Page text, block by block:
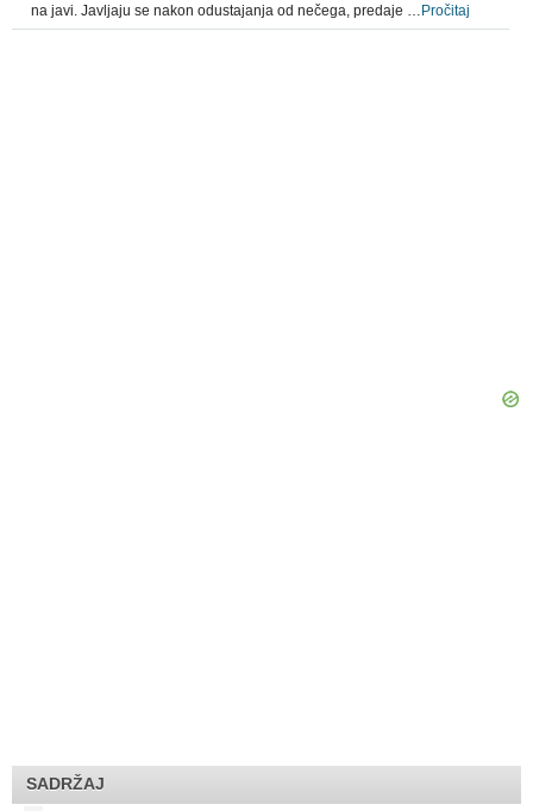
na javi. Javljaju se nakon odustajanja od nečega, predaje … Pročitaj
SADRŽAJ